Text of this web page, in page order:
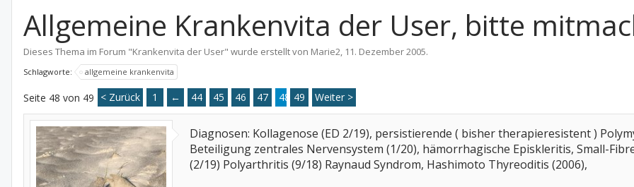
Allgemeine Krankenvita der User, bitte
Dieses Thema im Forum "Krankenvita der User" wurde erstellt von Marie2, 11. Dezember 2005.
Schlagworte: allgemeine krankenvita
Seite 48 von 49 < Zurück 1 ← 44 45 46 47 48 49 Weiter >
Diagnosen: Kollagenose (ED 2/19), persistierende ( bisher therapieresistent )
Beteiligung zentrales Nervensystem (1/20), hämorrhagische Episkleritis, Small-
(2/19) Polyarthritis (9/18) Raynaud Syndrom, Hashimoto Thyreoditis (2006),